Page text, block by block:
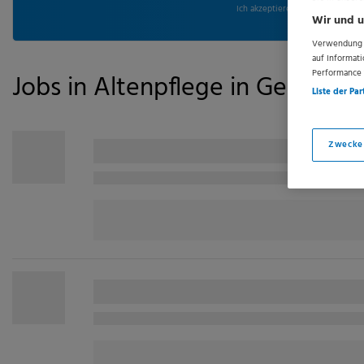
aktuelle
gib
deine
Ich akzeptiere die
Jobs in Altenpflege in
Wir und
auf
Liste der